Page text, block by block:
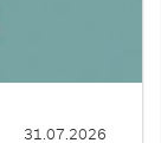
31.07.2026